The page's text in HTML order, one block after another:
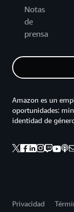
Notas
de
prensa
Amazon es un
oportunidades:
identidad de
Privacidad